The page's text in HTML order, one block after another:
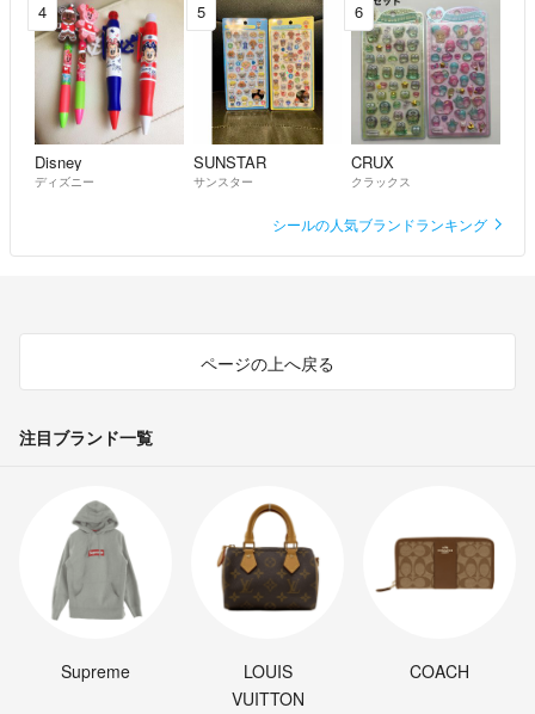
4
Disney
ディズニー
5
SUNSTAR
サンスター
6
CRUX
クラックス
シールの人気ブランドランキング
ページの上へ戻る
注目ブランド一覧
Supreme
LOUIS
VUITTON
COACH